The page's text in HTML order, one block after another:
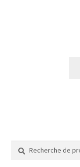
Recherche
pour :
Recherche